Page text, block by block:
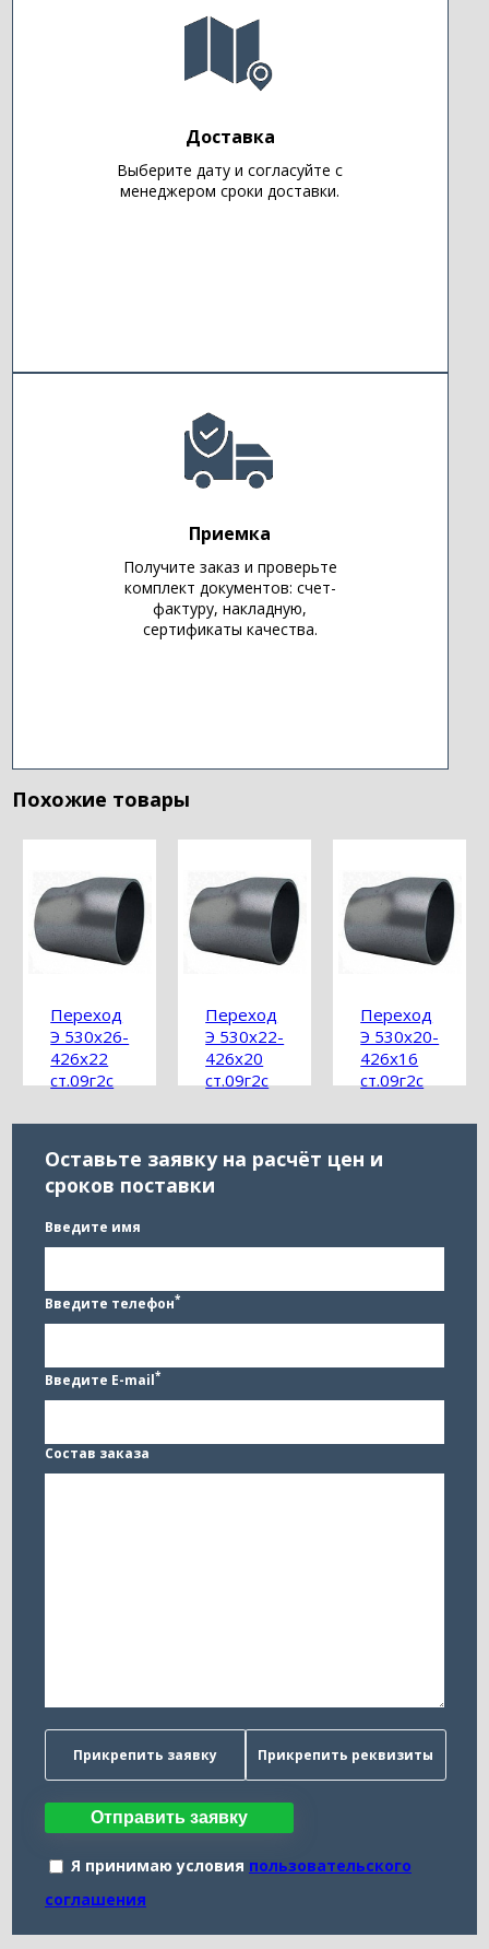
Доставка
Выберите дату и согласуйте с
менеджером сроки доставки.
Приемка
Получите заказ и проверьте
комплект документов: счет-
фактуру, накладную,
сертификаты качества.
Похожие товары
Переход
Э 530х26-
426х22
ст.09г2с
17378-
Переход
Э 530х22-
426х20
ст.09г2с
17378-
Переход
Э 530х20-
426х16
ст.09г2с
17378-
Оставьте заявку на расчёт цен и
сроков поставки
Введите имя
Введите телефон*
Введите E-mail*
Состав заказа
Прикрепить заявку Прикрепить реквизиты
Отправить заявку
Я принимаю условия пользовательского
соглашения